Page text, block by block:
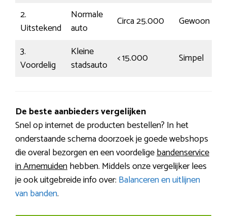
2.
Uitstekend
Normale
auto
Circa 25.000 Gewoon
3.
Voordelig
Kleine
stadsauto
< 15.000 Simpel
De beste aanbieders vergelijken
Snel op internet de producten bestellen? In het
onderstaande schema doorzoek je goede webshops
die overal bezorgen en een voordeligebandenservice
in Arnemuidenhebben. Middels onze vergelijker lees
je ook uitgebreide info over: Balanceren en uitlijnen
van banden.